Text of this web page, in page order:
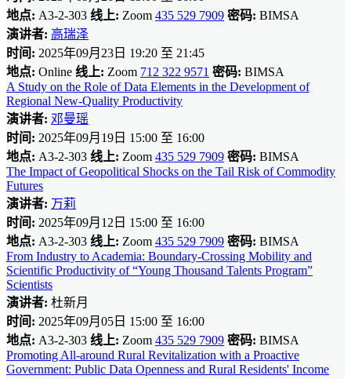
地点: A3-2-303 线上: Zoom 435 529 7909 密码: BIMSA
演讲者: 高瑞泽
时间: 2025年09月23日 19:20 至 21:45
地点: Online 线上: Zoom 712 322 9571 密码: BIMSA
A Study on the Role of Data Elements in the Development of
Regional New-Quality Productivity
演讲者: 邓曼瑶
时间: 2025年09月19日 15:00 至 16:00
地点: A3-2-303 线上: Zoom 435 529 7909 密码: BIMSA
The Impact of Geopolitical Shocks on the Tail Risk of Commodity
Futures
演讲者: 万莉
时间: 2025年09月12日 15:00 至 16:00
地点: A3-2-303 线上: Zoom 435 529 7909 密码: BIMSA
From Industry to Academia: Boundary-Crossing Mobility and
Scientific Productivity of “Young Thousand Talents Program”
Scientists
演讲者: 杜新月
时间: 2025年09月05日 15:00 至 16:00
地点: A3-2-303 线上: Zoom 435 529 7909 密码: BIMSA
Promoting All-around Rural Revitalization with a Proactive
Government: Public Data Openness and Rural Residents' Income